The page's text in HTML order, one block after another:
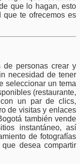
que lo hagan, esto
que te ofrecemos es
de personas crear y
necesidad de tener
seleccionar un tema
(restaurante,
un par de clics,
de visitas y enlaces
también vende
instantáneo, así
de fotografías
desea compartir